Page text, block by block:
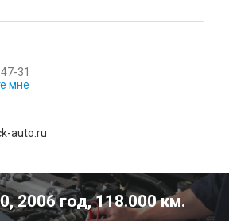
31
мне
auto.ru
2006 год, 118.000 км.